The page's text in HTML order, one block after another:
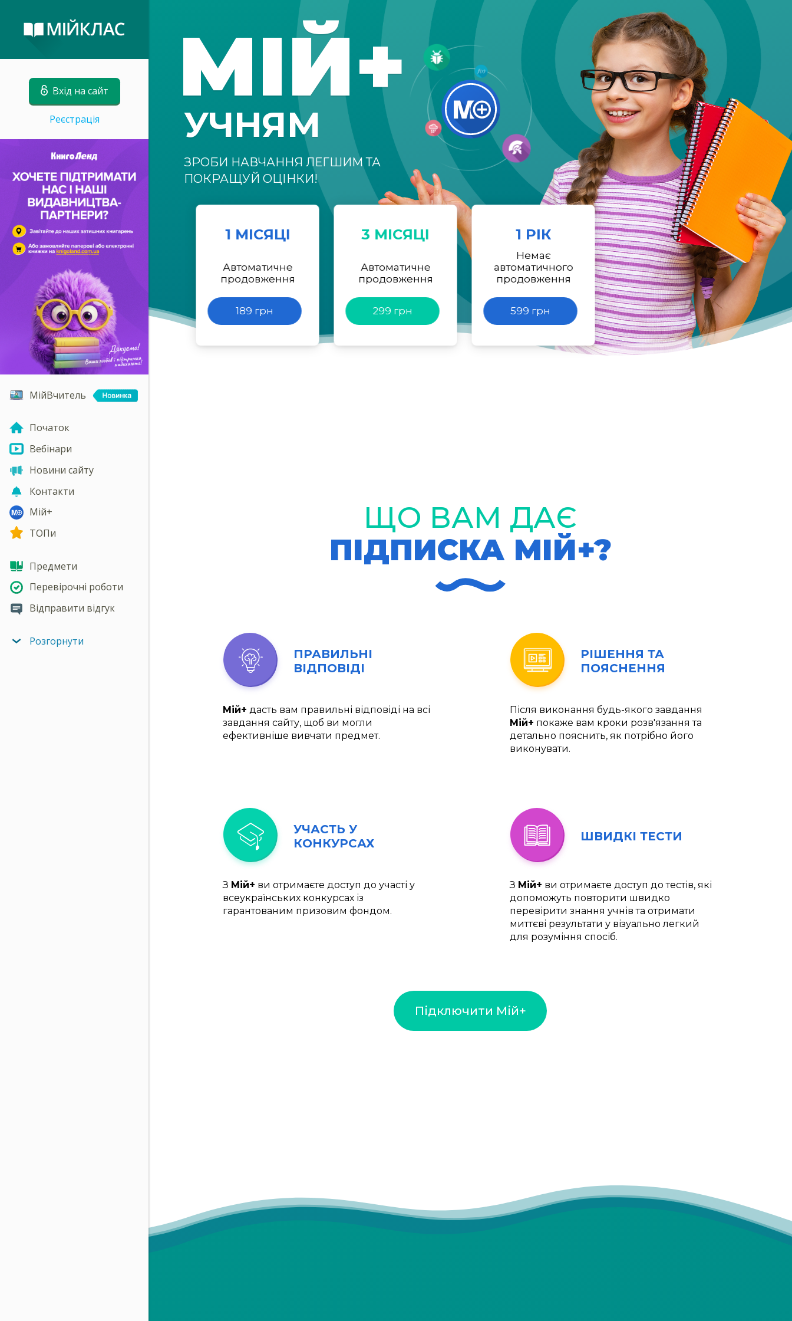
Вхід на сайт
Реєстрація
МійВчитель
Початок
Вебінари
Новини сайту
Контакти
Мій+
ТОПи
Предмети
Перевірочні роботи
Відправити відгук
Розгорнути
МІЙ+
УЧНЯМ
ЗРОБИ НАВЧАННЯ ЛЕГШИМ ТА
ПОКРАЩУЙ ОЦІНКИ!
1 МІСЯЦІ
Автоматичне
продовження
189 грн
3 МІСЯЦІ
Автоматичне
продовження
299 грн
1 РІК
Немає
автоматичного
продовження
599 грн
ЩО ВАМ ДАЄ
ПІДПИСКА МІЙ+?
ПРАВИЛЬНІ
ВІДПОВІДІ
Мій+ дасть вам правильні відповіді на всі
завдання сайту, щоб ви могли
ефективніше вивчати предмет.
РІШЕННЯ ТА
ПОЯСНЕННЯ
Після виконання будь-якого завдання
Мій+ покаже вам кроки розв'язання та
детально пояснить, як потрібно його
виконувати.
УЧАСТЬ У
КОНКУРСАХ
З Мій+ ви отримаєте доступ до участі у
всеукраїнських конкурсах із
гарантованим призовим фондом.
ШВИДКІ ТЕСТИ
З Мій+ ви отримаєте доступ до тестів, які
допоможуть повторити швидко
перевірити знання учнів та отримати
миттєві результати у візуально легкий
для розуміння спосіб.
Підключити Мій+